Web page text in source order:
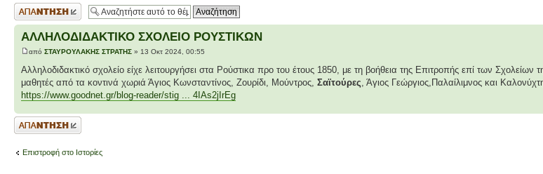
Δημιουργία
απάντησης
ΑΛΛΗΛΟΔΙΔΑΚΤΙΚΟ ΣΧΟΛΕΙΟ ΡΟΥΣΤΙΚΩΝ
από ΣΤΑΥΡΟΥΛΑΚΗΣ ΣΤΡΑΤΗΣ » 13 Οκτ 2024, 00:55
Αλληλοδιδακτικό σχολείο είχε λειτουργήσει στα Ρούστικα προ του έτους 1850, με τη βοήθεια της Επιτροπής επί των Σχολείων
μαθητές από τα κοντινά χωριά Άγιος Κωνσταντίνος, Ζουρίδι, Μούντρος, Σαϊτούρες , Άγιος Γεώργιος,Παλαίλιμνος και
https://www.goodnet.gr/blog-reader/stig ... 4IAs2jIrEg
Δημιουργία
απάντησης
Επιστροφή στο Ιστορίες